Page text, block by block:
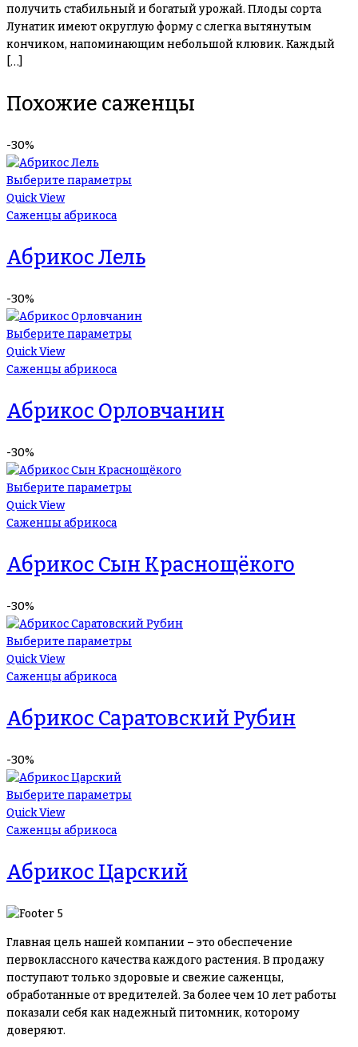
получить стабильный и богатый урожай. Плоды сорта
Лунатик имеют округлую форму с слегка вытянутым
кончиком, напоминающим небольшой клювик. Каждый
[…]
Похожие саженцы
-30%
Выберите параметры
Quick View
Саженцы абрикоса
Абрикос Лель
-30%
Выберите параметры
Quick View
Саженцы абрикоса
Абрикос Орловчанин
-30%
Выберите параметры
Quick View
Саженцы абрикоса
Абрикос Сын Краснощёкого
-30%
Выберите параметры
Quick View
Саженцы абрикоса
Абрикос Саратовский Рубин
-30%
Выберите параметры
Quick View
Саженцы абрикоса
Абрикос Царский
Главная цель нашей компании – это обеспечение
первоклассного качества каждого растения. В продажу
поступают только здоровые и свежие саженцы,
обработанные от вредителей. За более чем 10 лет работы
показали себя как надежный питомник, которому
доверяют.